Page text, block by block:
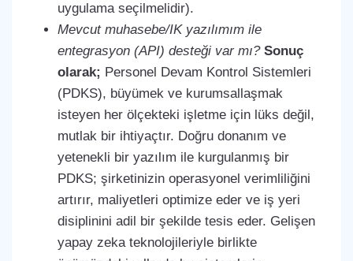
uygulama seçilmelidir).
Mevcut muhasebe/IK yazılımım ile
entegrasyon (API) desteği var mı? Sonuç
olarak; Personel Devam Kontrol Sistemleri
(PDKS), büyümek ve kurumsallaşmak
isteyen her ölçekteki işletme için lüks değil,
mutlak bir ihtiyaçtır. Doğru donanım ve
yetenekli bir yazılım ile kurgulanmış bir
PDKS; şirketinizin operasyonel verimliliğini
artırır, maliyetleri optimize eder ve iş yeri
disiplinini adil bir şekilde tesis eder. Gelişen
yapay zeka teknolojileriyle birlikte